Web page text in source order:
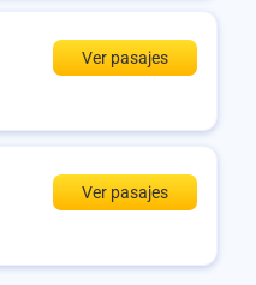
Ver pasajes
Ver pasajes